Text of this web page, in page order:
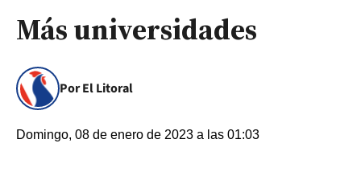
Más universidades
Por El Litoral
Domingo, 08 de enero de 2023 a las 01:03